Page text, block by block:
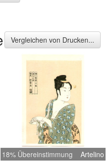
Vergleichen von Drucken...
18% Übereinstimmung Artelino